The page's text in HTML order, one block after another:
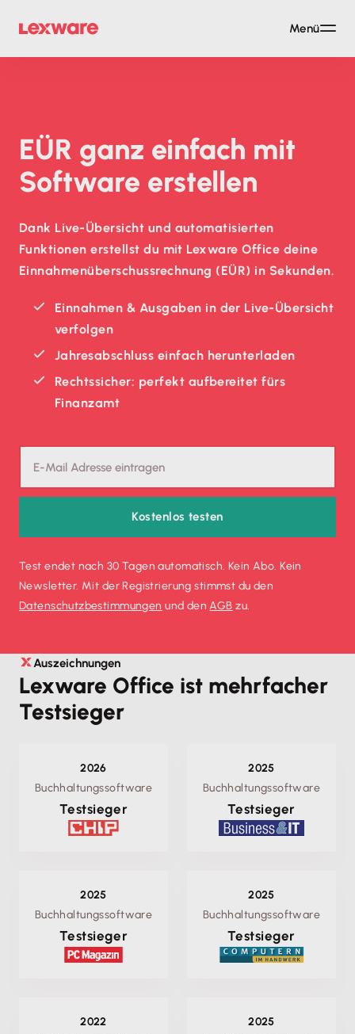
EÜR ganz einfach mit
Software erstellen
Dank Live-Übersicht und automatisierten
Funktionen erstellst du mit Lexware Office deine
Einnahmenüberschussrechnung (EÜR) in Sekunden.
Einnahmen & Ausgaben in der Live-Übersicht
verfolgen
Jahresabschluss einfach herunterladen
Rechtssicher: perfekt aufbereitet fürs
Finanzamt
Kostenlos testen
Test endet nach 30 Tagen automatisch. Kein Abo. Kein
Newsletter. Mit der Registrierung stimmst du den
Datenschutz­bestimmungen und denAGB zu.
Auszeichnungen
Lexware Office ist mehrfacher
Testsieger
2026
Buchhaltungssoftware
Testsieger
2025
Buchhaltungssoftware
Testsieger
2025
Buchhaltungssoftware
Testsieger
2025
Buchhaltungssoftware
Testsieger
2022
2025
Menü